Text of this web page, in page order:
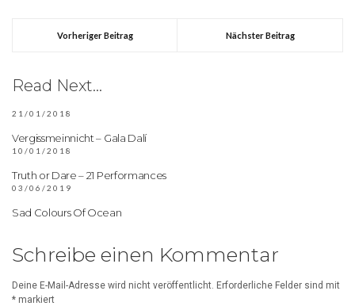
Vorheriger Beitrag Nächster Beitrag
Read Next...
21/01/2018
Vergissmeinnicht – Gala Dalí
10/01/2018
Truth or Dare – 21 Performances
03/06/2019
Sad Colours Of Ocean
Schreibe einen Kommentar
Deine E-Mail-Adresse wird nicht veröffentlicht. Erforderliche Felder sind mit
* markiert